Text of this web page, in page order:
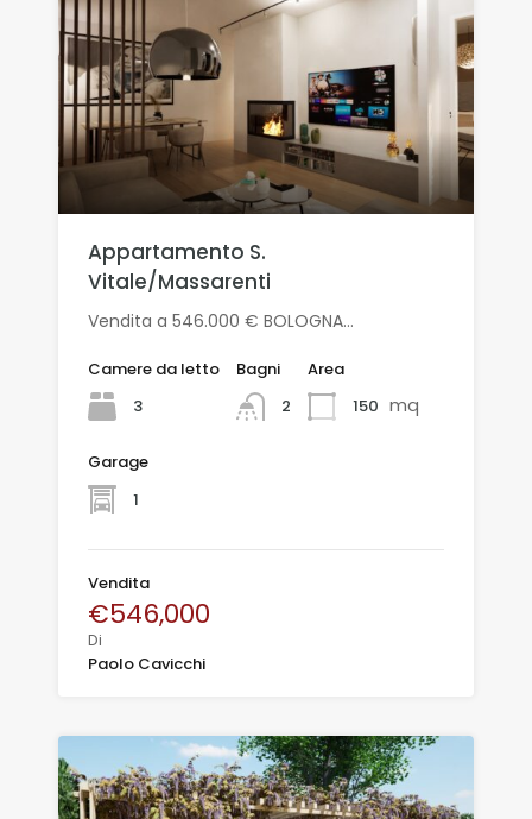
Appartamento S.
Vitale/Massarenti
Vendita a 546.000 € BOLOGNA…
Camere da letto
3
Bagni
2
Area
150 mq
Garage
1
Vendita
€546,000
Di
Paolo Cavicchi